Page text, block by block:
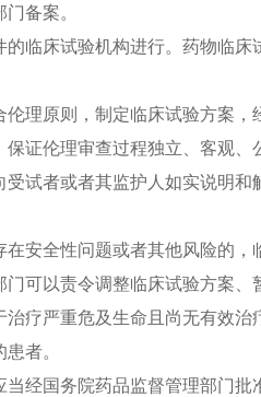
备案。
床试验机构进行。药物临床
原则，制定临床试验方案，经
伦理审查过程独立、客观、
者或者其监护人如实说明和
全性问题或者其他风险的，
可以责令调整临床试验方案、
严重危及生命且尚无有效治
者。
国务院药品监督管理部门批